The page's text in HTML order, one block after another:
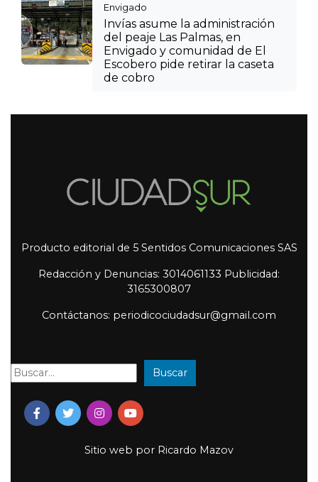
Envigado
Invías asume la administración
del peaje Las Palmas, en
Envigado y comunidad de El
Escobero pide retirar la caseta
de cobro
Producto editorial de 5 Sentidos Comunicaciones SAS
Redacción y Denuncias: 3014061133 Publicidad:
3165300807
Contáctanos: periodicociudadsur@gmail.com
Buscar: Buscar
Sitio web por Ricardo Mazov